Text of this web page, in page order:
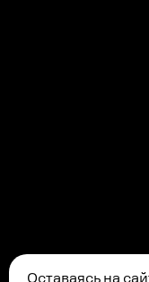
Оставаясь на